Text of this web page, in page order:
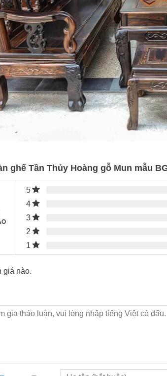
ghế Tần Thủy Hoàng gỗ Mun mẫu
5
4
3
2
1
giá nào.